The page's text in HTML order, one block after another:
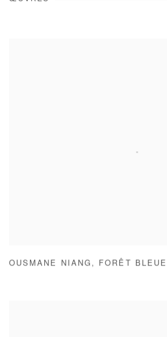
OUSMANE NIANG , FORÊT BLEUE